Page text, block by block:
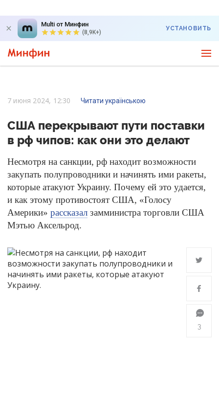
Multi от Минфин
(8,9K+)
УСТАНОВИТЬ
7 июня 2024, 12:30 Читати українською
США перекрывают пути поставки
в рф чипов: как они это делают
Несмотря на санкции, рф находит возможности
закупать полупроводники и начинять ими ракеты,
которые атакуют Украину. Почему ей это удается,
и как этому противостоят США, «Голосу
Америки» рассказал замминистра торговли США
Мэтью Аксельрод.
3